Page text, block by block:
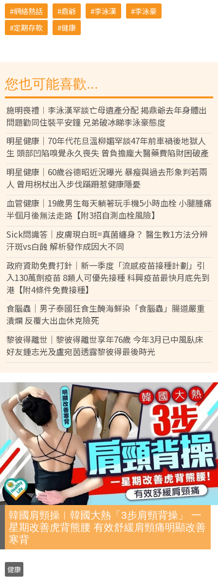
網絡熱話 鼎爺 李泳漢
李泳豪
定期存款
健康
您也可能喜歡...
施明喪禮︱李泳漢罕談亡母遺產分配 揭鼎爺去年身體出
問題勸同住裝平安鐘 兄弟破冰睇李泳豪態度
明星健康｜70年代花旦溫柳媚罕談47年前車禍後地獄人
生 頭部凹陷嗅覺永久喪失 曾負擔龐大醫藥費陷財困破產
明星健康｜60歲谷德昭近況曝光 暴瘦與過去形象判若兩
人 曾用柺杖出入步伐蹣跚惹健康隱憂
血管健康｜19歲男生每天躺著玩手機5小時血栓 小腿腫痛
半個月後無法走路【附3招自測血栓風險】
Sick問識答｜皮膚現白斑=真菌纏身？ 醫生教1方法分辨
汗斑vs白蝕 解析發作成因大不同
政府資助免費打針｜新一季度「流感疫苗接種計劃」引
入130萬劑疫苗 8類人可優先接種 科興疫苗最快月底先到
港【附4條件免費接種】
食腦蟲｜男子泰國狂食生醃海鮮染「食腦蟲」腸道嚴重
潰爛 反覆大出血休克險死
黎彼得離世｜黎彼得離世享年76歲 今年3月已中風臥床
好友鍾志光及盧宛茵透露黎彼得最後時光
韓國肩頸操︱韓國大熱「3步肩頸背操」 一
星期改善虎背熊腰 有效舒緩肩頸痛明顯改善
寒背
健康